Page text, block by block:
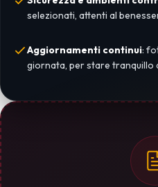
selezionati, attenti al
Aggiornamenti continui:
giornata, per stare tranquillo